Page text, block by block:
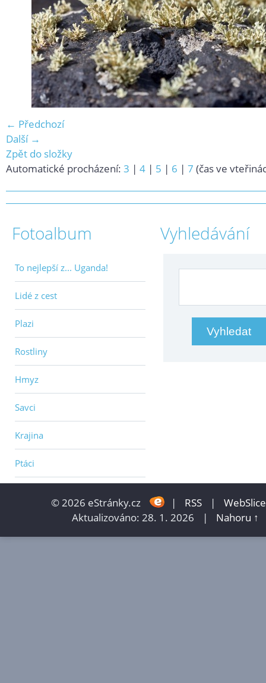
← Předchozí
Další →
Zpět do složky
Automatické procházení: 3 | 4 | 5 | 6 | 7 (čas ve
Fotoalbum
To nejlepší z... Uganda!
Lidé z cest
Plazi
Rostliny
Hmyz
Savci
Krajina
Ptáci
Vyhledávání
© 2026 eStránky.cz | RSS |
WebSlice
Aktualizováno: 28. 1. 2026
| Nahoru ↑